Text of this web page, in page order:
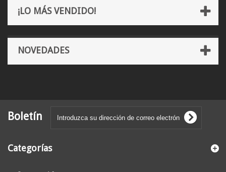
¡LO MÁS VENDIDO!
NOVEDADES
Boletín
Categorías